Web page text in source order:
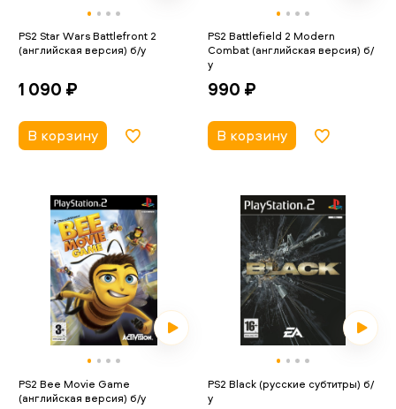
PS2 Star Wars Battlefront 2
(английская версия) б/у
1 090 ₽
В корзину
PS2 Battlefield 2 Modern
Combat (английская версия) б/
у
990 ₽
В корзину
PS2 Bee Movie Game
(английская версия) б/у
PS2 Black (русские субтитры) б/
у